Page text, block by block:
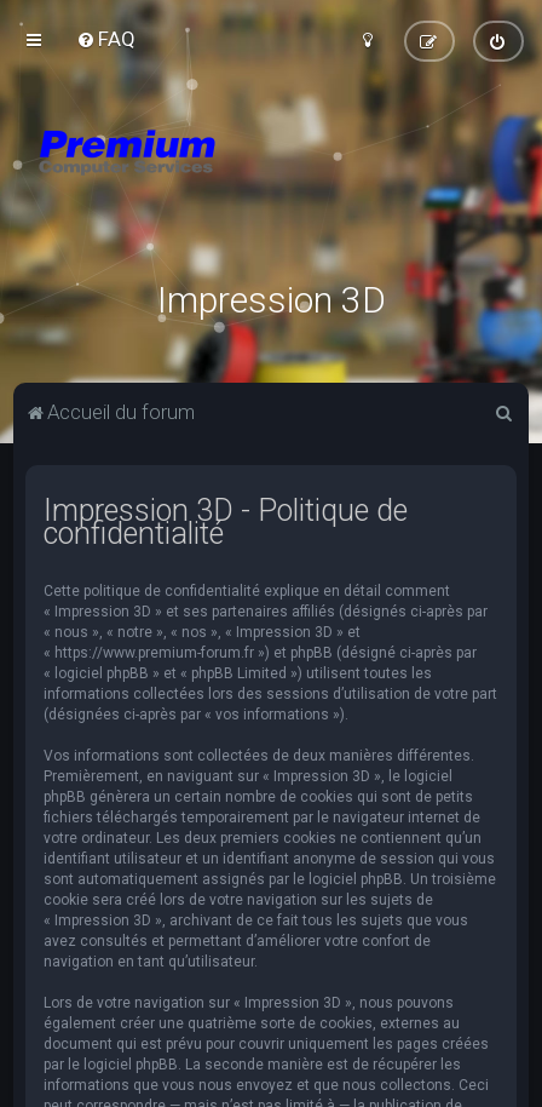
FAQ
Impression 3D
Accueil du forum
Impression 3D - Politique de
confidentialité
Cette politique de confidentialité explique en détail comment
« Impression 3D » et ses partenaires affiliés (désignés ci-après par
« nous », « notre », « nos », « Impression 3D » et
« https://www.premium-forum.fr ») et phpBB (désigné ci-après par
« logiciel phpBB » et « phpBB Limited ») utilisent toutes les
informations collectées lors des sessions d’utilisation de votre part
(désignées ci-après par « vos informations »).
Vos informations sont collectées de deux manières différentes.
Premièrement, en naviguant sur « Impression 3D », le logiciel
phpBB génèrera un certain nombre de cookies qui sont de petits
fichiers téléchargés temporairement par le navigateur internet de
votre ordinateur. Les deux premiers cookies ne contiennent qu’un
identifiant utilisateur et un identifiant anonyme de session qui vous
sont automatiquement assignés par le logiciel phpBB. Un troisième
cookie sera créé lors de votre navigation sur les sujets de
« Impression 3D », archivant de ce fait tous les sujets que vous
avez consultés et permettant d’améliorer votre confort de
navigation en tant qu’utilisateur.
Lors de votre navigation sur « Impression 3D », nous pouvons
également créer une quatrième sorte de cookies, externes au
document qui est prévu pour couvrir uniquement les pages créées
par le logiciel phpBB. La seconde manière est de récupérer les
informations que vous nous envoyez et que nous collectons. Ceci